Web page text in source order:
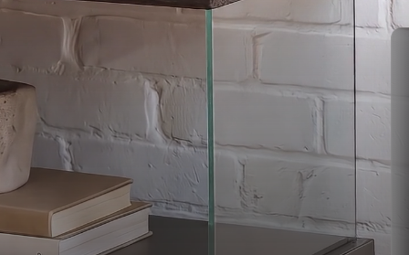
Negozi
Nuovi Prodotti MDW26
Promozioni
Il Brand
Architetti
LAGO Homes
News